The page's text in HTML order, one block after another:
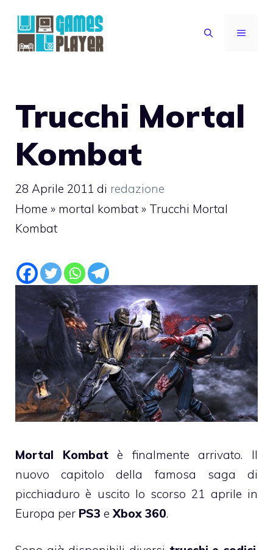
contenuto
MENU
Trucchi Mortal
Kombat
28 Aprile 2011 di redazione
Home » mortal kombat » Trucchi Mortal
Kombat
Mortal Kombatè finalmente arrivato. Il
nuovo capitolo della famosa saga di
picchiaduro è uscito lo scorso 21 aprile in
Europa per PS3 e Xbox 360.